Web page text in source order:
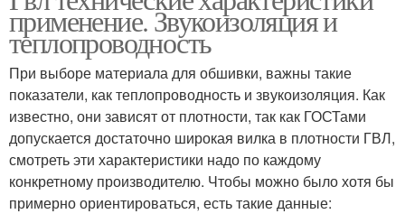
применение. Звукоизоляция и
теплопроводность
При выборе материала для обшивки, важны такие
показатели, как теплопроводность и звукоизоляция. Как
известно, они зависят от плотности, так как ГОСТами
допускается достаточно широкая вилка в плотности ГВЛ,
смотреть эти характеристики надо по каждому
конкретному производителю. Чтобы можно было хотя бы
примерно ориентироваться, есть такие данные: